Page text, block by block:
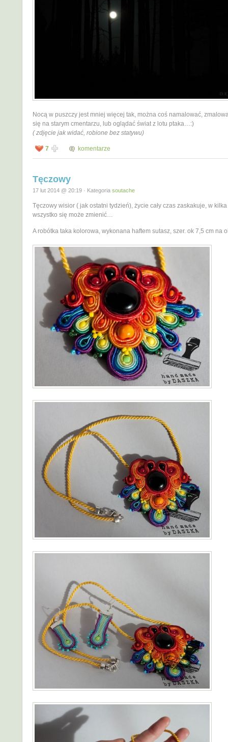
Nocą w puszczy jest mniej więcej tak, można coś namalować,
się na starym cmentarzu, lub oglądać świat z lotu ptaka…:)
( zdjęcie jak widać, robione bez statywu)
7 komentarze
Tęczowy
17 lut 2014 @ 20:19 · Kategoria soutache
Tęczowy wisior ( jak ostatni tydzień), życie cały czas zaskakuje, w
wszystko się może zmienić…
A robótka taka kolorowa, wykonana haftem sutasz, szer. ok 7,5 cm na